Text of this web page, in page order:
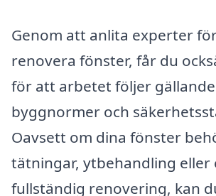
Genom att anlita experter
renovera fönster, får du
för att arbetet följer gällande
byggnormer och
Oavsett om dina fönster
tätningar, ytbehandling eller
fullständig renovering, kan